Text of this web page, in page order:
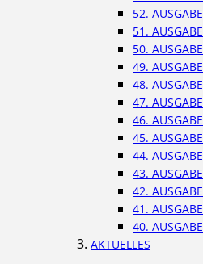
52. AUSGABE
51. AUSGABE
50. AUSGABE
49. AUSGABE
48. AUSGABE
47. AUSGABE
46. AUSGABE
45. AUSGABE
44. AUSGABE
43. AUSGABE
42. AUSGABE
41. AUSGABE
40. AUSGABE
AKTUELLES